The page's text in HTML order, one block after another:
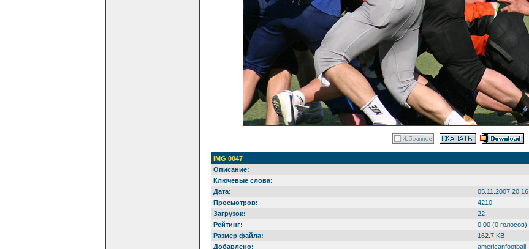
IMG 0047
Описание:
Ключевые слова:
Дата:
05.11.2007 20:16
Просмотров:
4210
Загрузок:
22
Рейтинг:
0.00 (0 голосов)
Размер файла:
162.7 KB
Добавлено:
americanfootball